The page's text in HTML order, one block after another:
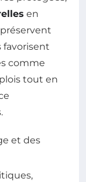
en
favorisent
comme
tout en
et des